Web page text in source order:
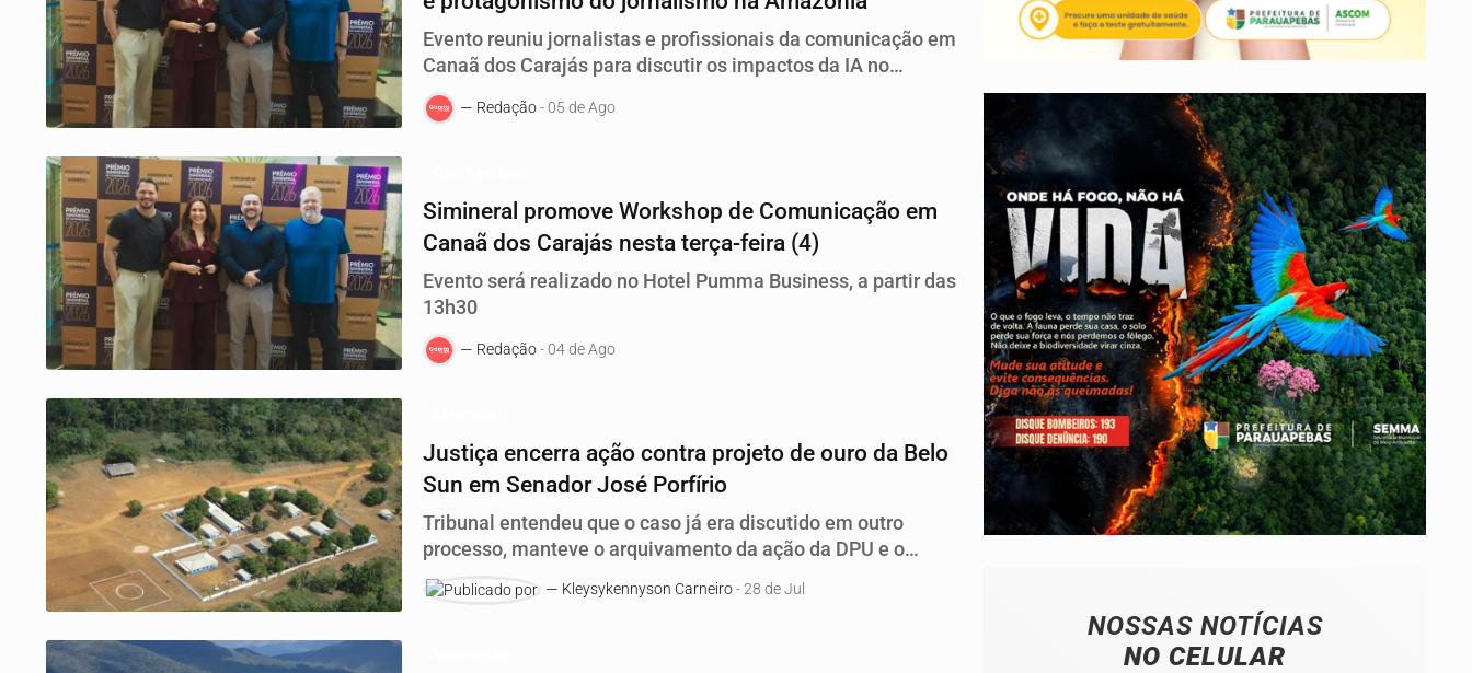
Evento reuniu jornalistas e profissionais da comunicação em
Canaã dos Carajás para discutir os impactos da IA no
jornalismo, valorizar a comunicação produzida na Amazônia
e incentivar a participação no 13º Prêmio Simineral de
Redação- 05 de Ago
Simineral promove Workshop de Comunicação em
Canaã dos Carajás nesta terça-feira (4)
Evento será realizado no Hotel Pumma Business, a partir das
13h30
Redação- 04 de Ago
Justiça encerra ação contra projeto de ouro da Belo
Sun em Senador José Porfírio
Tribunal entendeu que o caso já era discutido em outro
processo, manteve o arquivamento da ação da DPU e o
licenciamento do projeto segue em andamento
Kleysykennyson Carneiro- 28 de Jul
NOSSAS NOTÍCIAS
NO CELULAR